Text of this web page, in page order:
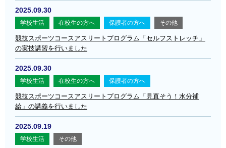
2025.09.30
学校生活 在校生の方へ 保護者の方へ その他
競技スポーツコースアスリートプログラム「セルフストレッチ」
の実技講習を行いました
2025.09.30
学校生活 在校生の方へ 保護者の方へ
競技スポーツコースアスリートプログラム「見直そう！水分補
給」の講義を行いました
2025.09.19
学校生活 その他